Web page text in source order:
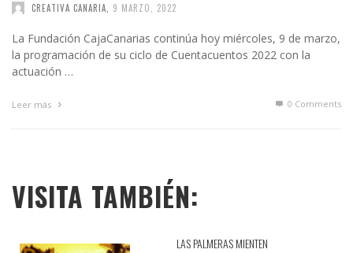
CREATIVA CANARIA 9 MARZO, 2022
La Fundación CajaCanarias continúa hoy miércoles, 9 de marzo,
la programación de su ciclo de Cuentacuentos 2022 con la
actuación …
Leer más 0 Comments
VISITA TAMBIÉN:
LAS PALMERAS MIENTEN